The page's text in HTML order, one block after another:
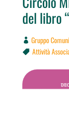
del libro
Gruppo
 Attività